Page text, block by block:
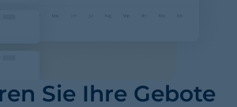
Sie Ihre Gebote